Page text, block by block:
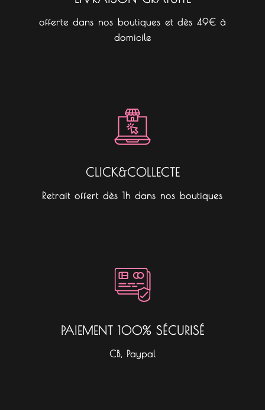
offerte dans nos boutiques et dès 49€ à
domicile
CLICK&COLLECTE
Retrait offert dès 1h dans nos boutiques
PAIEMENT 100% SÉCURISÉ
CB, Paypal